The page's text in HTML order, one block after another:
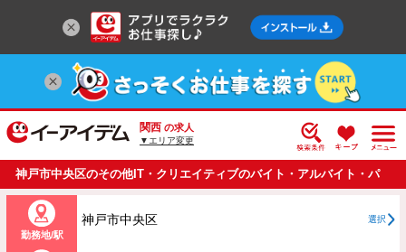
関西 の求人
▼エリア変更
神戸市中央区のその他IT・クリエイティブのバイト・アルバイト・パ
ートの求人情報一覧
勤務地/駅
神戸市中央区 選択